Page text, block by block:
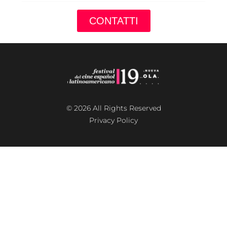
CONTATTI
© 2026 All Rights Reserved
Privacy Policy